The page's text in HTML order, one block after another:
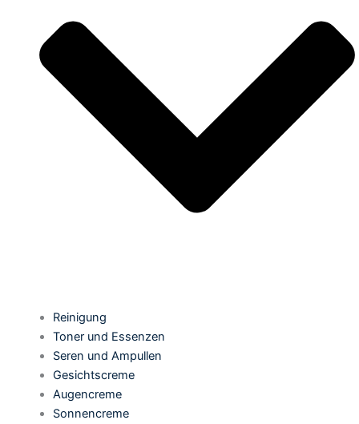
Reinigung
Toner und Essenzen
Seren und Ampullen
Gesichtscreme
Augencreme
Sonnencreme